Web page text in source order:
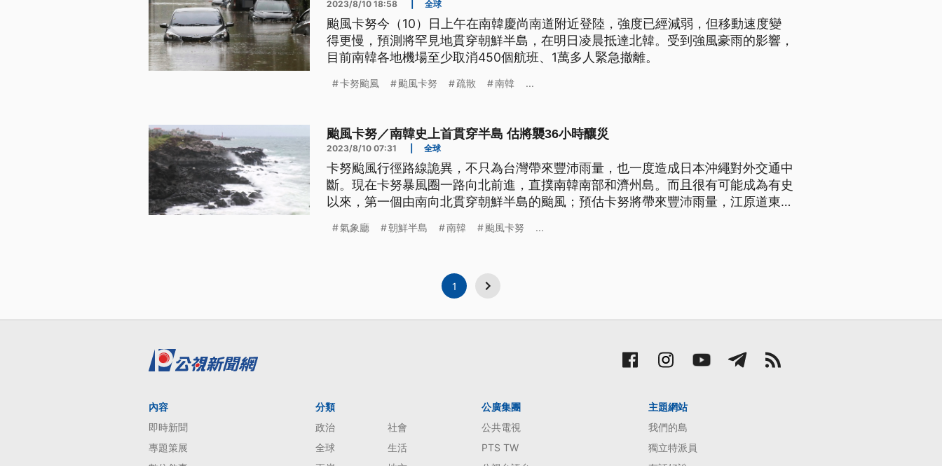
2023/8/10 18:58 全球
颱風卡努今（10）日上午在南韓慶尚南道附近登陸，強度已經減弱，但移動速度變
得更慢，預測將罕見地貫穿朝鮮半島，在明日凌晨抵達北韓。受到強風豪雨的影響，
目前南韓各地機場至少取消450個航班、1萬多人緊急撤離。
卡努颱風 颱風卡努 疏散 南韓 ...
颱風卡努／南韓史上首貫穿半島 估將襲36小時釀災
2023/8/10 07:31 全球
卡努颱風行徑路線詭異，不只為台灣帶來豐沛雨量，也一度造成日本沖繩對外交通中
斷。現在卡努暴風圈一路向北前進，直撲南韓南部和濟州島。而且很有可能成為有史
以來，第一個由南向北貫穿朝鮮半島的颱風；預估卡努將帶來豐沛雨量，江原道東部
氣象廳 朝鮮半島 南韓 颱風卡努 ...
1
內容
即時新聞
專題策展
分類
政治
社會
全球
生活
公廣集團
公共電視
PTS TW
主題網站
我們的島
獨立特派員